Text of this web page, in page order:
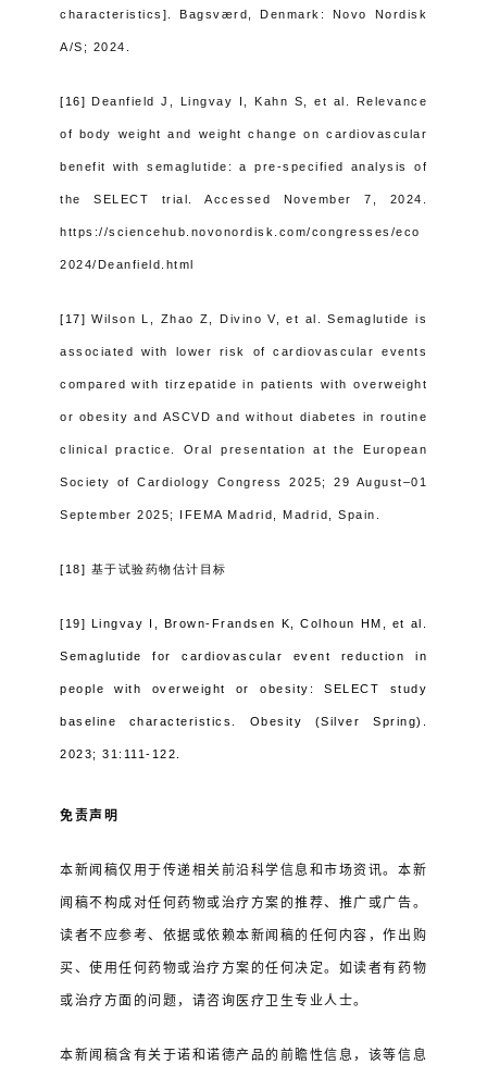
characteristics]. Bagsværd, Denmark: Novo Nordisk
A/S; 2024.
[16] Deanfield J, Lingvay I, Kahn S, et al. Relevance
of body weight and weight change on cardiovascular
benefit with semaglutide: a pre-specified analysis of
the SELECT trial. Accessed November 7, 2024.
https://sciencehub.novonordisk.com/congresses/eco
2024/Deanfield.html
[17] Wilson L, Zhao Z, Divino V, et al. Semaglutide is
associated with lower risk of cardiovascular events
compared with tirzepatide in patients with overweight
or obesity and ASCVD and without diabetes in routine
clinical practice. Oral presentation at the European
Society of Cardiology Congress 2025; 29 August–01
September 2025; IFEMA Madrid, Madrid, Spain.
[18] 基于试验药物估计目标
[19] Lingvay I, Brown-Frandsen K, Colhoun HM, et al.
Semaglutide for cardiovascular event reduction in
people with overweight or obesity: SELECT study
baseline characteristics. Obesity (Silver Spring).
2023; 31:111-122.
免责声明
本新闻稿仅用于传递相关前沿科学信息和市场资讯。本新
闻稿不构成对任何药物或治疗方案的推荐、推广或广告。
读者不应参考、依据或依赖本新闻稿的任何内容，作出购
买、使用任何药物或治疗方案的任何决定。如读者有药物
或治疗方面的问题，请咨询医疗卫生专业人士。
本新闻稿含有关于诺和诺德产品的前瞻性信息，该等信息